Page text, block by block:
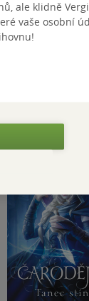
ale klidně
vaše osobní